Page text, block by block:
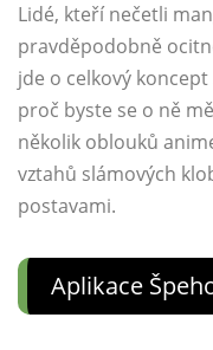
Lidé, kteří nečetli
pravděpodobně
jde o celkový
proč byste se o ně
několik oblouků
vztahů slámových
postavami.
Aplikace